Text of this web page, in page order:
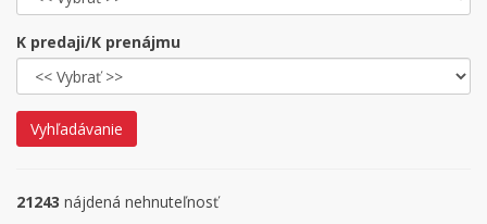
K predaji/K prenájmu
Vyhľadávanie
21243 nájdená nehnuteľnosť